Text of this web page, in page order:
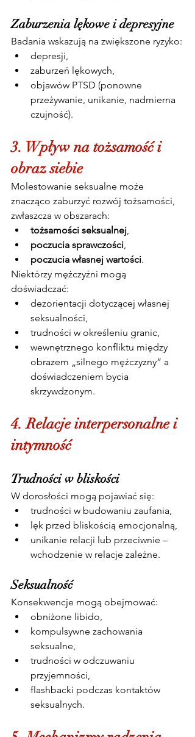
Zaburzenia lękowe i depresyjne
Badania wskazują na zwiększone ryzyko:
depresji,
zaburzeń lękowych,
objawów PTSD (ponowne
przeżywanie, unikanie, nadmierna
czujność).
3. Wpływ na tożsamość i
obraz siebie
Molestowanie seksualne może
znacząco zaburzyć rozwój tożsamości,
zwłaszcza w obszarach:
tożsamości seksualnej,
poczucia sprawczości,
poczucia własnej wartości.
Niektórzy mężczyźni mogą
doświadczać:
dezorientacji dotyczącej własnej
seksualności,
trudności w określeniu granic,
wewnętrznego konfliktu między
obrazem „silnego mężczyzny” a
doświadczeniem bycia
skrzywdzonym.
4. Relacje interpersonalne i
intymność
Trudności w bliskości
W dorosłości mogą pojawiać się:
trudności w budowaniu zaufania,
lęk przed bliskością emocjonalną,
unikanie relacji lub przeciwnie –
wchodzenie w relacje zależne.
Seksualność
Konsekwencje mogą obejmować:
obniżone libido,
kompulsywne zachowania
seksualne,
trudności w odczuwaniu
przyjemności,
flashbacki podczas kontaktów
seksualnych.